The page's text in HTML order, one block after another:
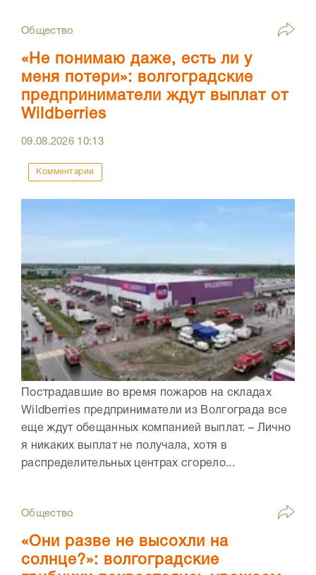
Общество
«Не понимаю даже, есть ли у
меня потери»: волгоградские
предприниматели ждут выплат от
Wildberries
09.08.2026 10:13
Комментарии
Пострадавшие во время пожаров на складах
Wildberries предприниматели из Волгограда все
еще ждут обещанных компанией выплат. – Лично
я никаких выплат не получала, хотя в
распределительных центрах сгорело...
Общество
«Они разве не высохли на
солнце?»: волгоградские